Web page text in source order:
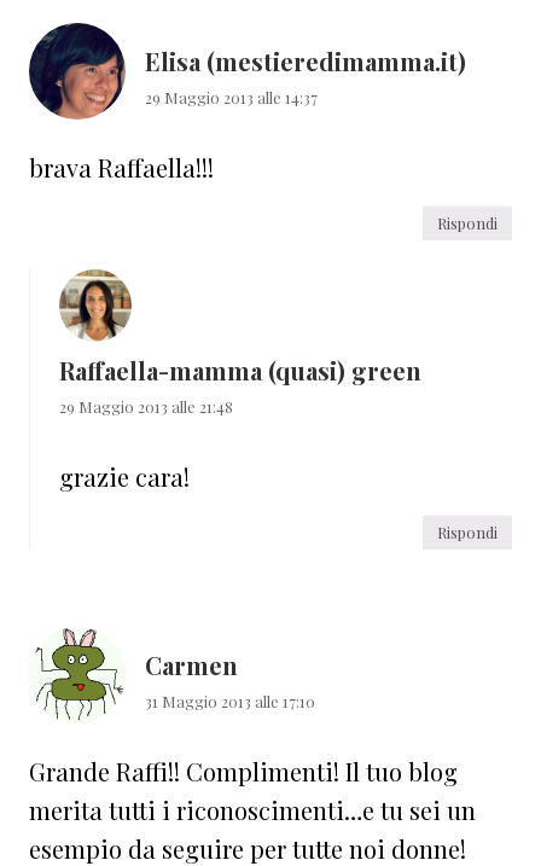
Elisa (mestieredimamma.it)
29 Maggio 2013 alle 14:37
brava Raffaella!!!
Rispondi
Raffaella-mamma (quasi) green
29 Maggio 2013 alle 21:48
grazie cara!
Rispondi
Carmen
31 Maggio 2013 alle 17:10
Grande Raffi!! Complimenti! Il tuo blog
merita tutti i riconoscimenti…e tu sei un
esempio da seguire per tutte noi donne!